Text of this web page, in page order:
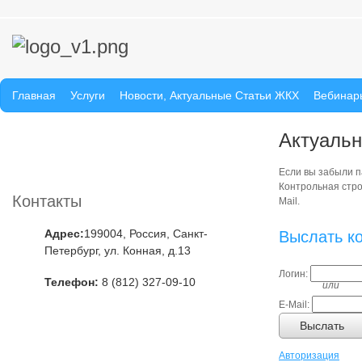
Главная Услуги Новости, Актуальные Статьи ЖКХ
Контакты
Адрес:199004, Россия, Санкт-
Петербург, ул. Конная, д.13
Телефон: 8 (812) 327-09-10
Если вы забыли
Контрольная
Mail.
Выслать
Логин:
или
E-Mail:
Выслать
Авторизация